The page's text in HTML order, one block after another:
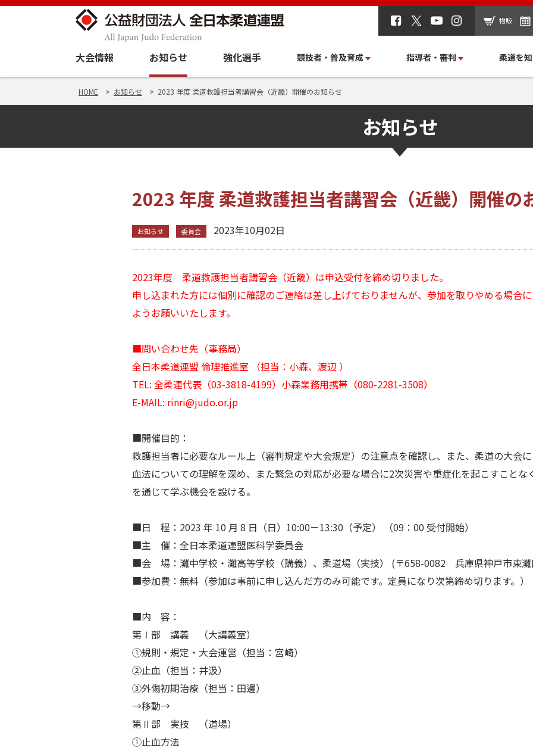
物販
大会情報 お知らせ 強化選手 競技者・普及育成 指導者・審判 柔道を
HOME お知らせ 2023 年度 柔道救護担当者講習会（近畿）開催のお知らせ
お知らせ
2023 年度 柔道救護担当者講習会（近畿）開催の
お知らせ 委員会 2023年10月02日
2023年度 柔道救護担当者講習会（近畿）は申込受付を締め切りました。
申し込まれた方には個別に確認のご連絡は差し上げておりませんが、参加を取りやめる場合
ようお願いいたします。
■問い合わせ先（事務局）
全日本柔道連盟 倫理推進室 （担当：小森、渡辺 ）
TEL: 全柔連代表（03-3818-4199）小森業務用携帯（080-2281-3508）
E-MAIL: rinri@judo.or.jp
■開催目的：
救護担当者に必要なルール上（審判規定や大会規定）の注意点を確認し、また、柔道の大会
血法についての理解を深め、また緊急の対応が必要な場合に2次災害や重症化を起こすことな
を通じて学ぶ機会を設ける。
■日 程：2023 年 10 月 8 日（日）10:00－13:30（予定） （09：00 受付開始）
■主 催：全日本柔道連盟医科学委員会
■会 場：灘中学校・灘高等学校（講義）、柔道場（実技） (〒658-0082 兵庫県神戸市東灘
■参加費：無料（参加は事前に申し込んだ方のみ可能です。定員になり次第締め切ります。）
■内 容：
第Ⅰ部 講義 （大講義室）
①規則・規定・大会運営（担当：宮崎）
②止血（担当：井汲）
③外傷初期治療（担当：田邊）
→移動→
第Ⅱ部 実技 （道場）
①止血方法